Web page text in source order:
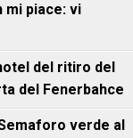
mi piace: vi
del ritiro del
del Fenerbahce
verde al